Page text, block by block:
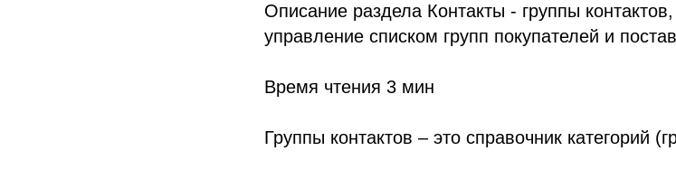
Описание раздела Контакты - группы
управление списком групп покупателей и
Время чтения 3 мин
Группы контактов – это справочник категорий